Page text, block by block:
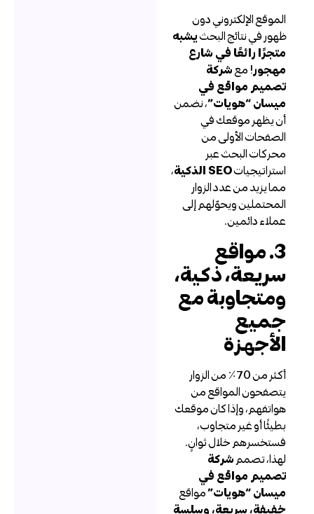
الموقع الإلكتروني دون
ظهور في نتائج البحث يشبه
متجرًا رائعًا في شارع
مهجور! معشركة
تصميم مواقع في
ميسان “هويات”، نضمن
أن يظهر موقعك في
الصفحات الأولى من
محركات البحث عبر
استراتيجياتSEO الذكية
،
مما يزيد من عدد الزوار
المحتملين ويحوّلهم إلى
عملاء دائمين.
3. مواقع
سريعة، ذكية،
ومتجاوبة مع
جميع
الأجهزة
أكثر من 70٪ من الزوار
يتصفحون المواقع من
هواتفهم، وإذا كان موقعك
بطيئًا أو غير متجاوب،
فستخسرهم خلال ثوانٍ.
لهذا، تصممشركة
تصميم مواقع في
ميسان “هويات”مواقع
خفيفة، سريعة، وسلسة